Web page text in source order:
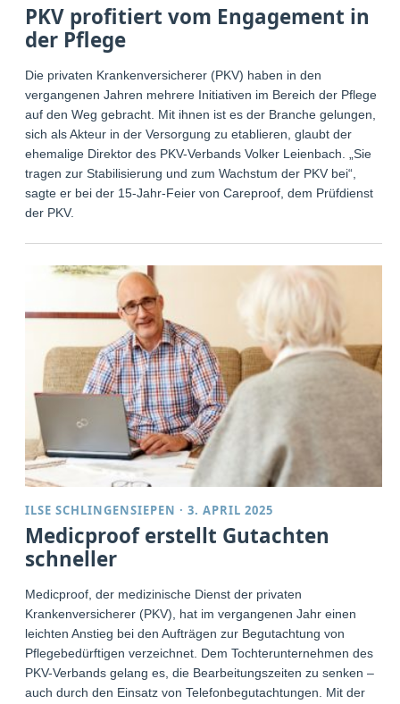
PKV profitiert vom Engagement in
der Pflege
Die privaten Krankenversicherer (PKV) haben in den
vergangenen Jahren mehrere Initiativen im Bereich der Pflege
auf den Weg gebracht. Mit ihnen ist es der Branche gelungen,
sich als Akteur in der Versorgung zu etablieren, glaubt der
ehemalige Direktor des PKV-Verbands Volker Leienbach. „Sie
tragen zur Stabilisierung und zum Wachstum der PKV bei“,
sagte er bei der 15-Jahr-Feier von Careproof, dem Prüfdienst
der PKV.
ILSE SCHLINGENSIEPEN ·3. APRIL 2025
Medicproof erstellt Gutachten
schneller
Medicproof, der medizinische Dienst der privaten
Krankenversicherer (PKV), hat im vergangenen Jahr einen
leichten Anstieg bei den Aufträgen zur Begutachtung von
Pflegebedürftigen verzeichnet. Dem Tochterunternehmen des
PKV-Verbands gelang es, die Bearbeitungszeiten zu senken –
auch durch den Einsatz von Telefonbegutachtungen. Mit der